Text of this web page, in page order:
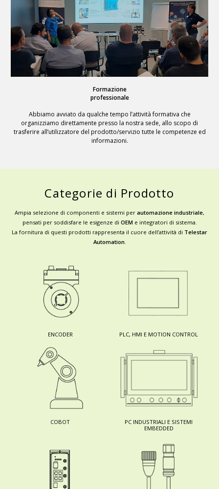
Formazione
professionale
Abbiamo avviato da qualche tempo l’attività formativa che
organizziamo direttamente presso la nostra sede, allo scopo di
trasferire all’utilizzatore del prodotto/servizio tutte le competenze ed
informazioni.
Categorie di Prodotto
Ampia selezione di componenti e sistemi per automazione industriale,
pensati per soddisfare le esigenze di OEM e integratori di sistema.
La fornitura di questi prodotti rappresenta il cuore dell’attività di Telestar
Automation.
ENCODER PLC, HMI E MOTION CONTROL
COBOT
PC INDUSTRIALI E SISTEMI
EMBEDDED